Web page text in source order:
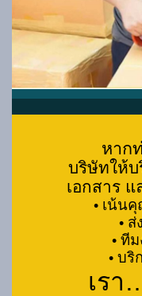
หาก
บริษัทให้บ
เอกสาร
• เน้น
• ส่
• ที
• บริ
เรา